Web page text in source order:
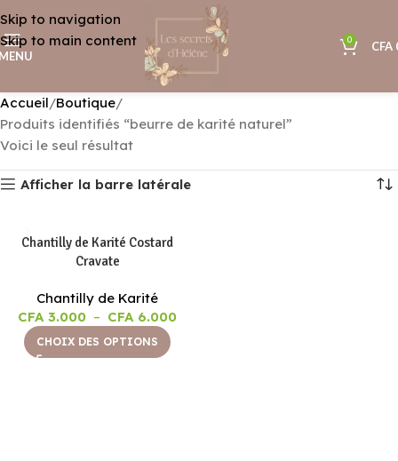
Skip to navigation
Skip to main content
0 CFA
Accueil Boutique
Produits identifiés “beurre de karité naturel”
Voici le seul résultat
Afficher la barre latérale
Chantilly de Karité Costard
Cravate
Chantilly de Karité
CFA3.000 – CFA6.000
CHOIX DES OPTIONS